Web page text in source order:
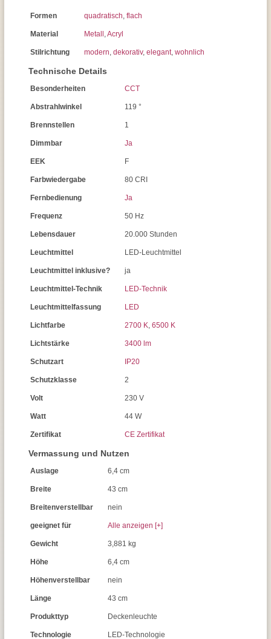
Formen quadratisch, flach
Material Metall ,Acryl
Stilrichtung modern, dekorativ, elegant, wohnlich
Technische Details
Besonderheiten CCT
Abstrahlwinkel 119 °
Brennstellen 1
Dimmbar Ja
EEK F
Farbwiedergabe 80 CRI
Fernbedienung Ja
Frequenz 50 Hz
Lebensdauer 20.000 Stunden
Leuchtmittel LED-Leuchtmittel
Leuchtmittel inklusive? ja
Leuchtmittel-Technik LED-Technik
Leuchtmittelfassung LED
Lichtfarbe 2700 K, 6500 K
Lichtstärke 3400 lm
Schutzart IP20
Schutzklasse 2
Volt 230 V
Watt 44 W
Zertifikat CE Zertifikat
Vermassung und Nutzen
Auslage 6,4 cm
Breite 43 cm
Breitenverstellbar nein
geeignet für Alle anzeigen [+]
Gewicht 3,881 kg
Höhe 6,4 cm
Höhenverstellbar nein
Länge 43 cm
Produkttyp Deckenleuchte
Technologie LED-Technologie